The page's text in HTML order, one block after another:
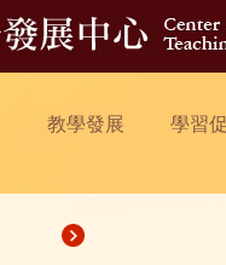
教學發展 學習